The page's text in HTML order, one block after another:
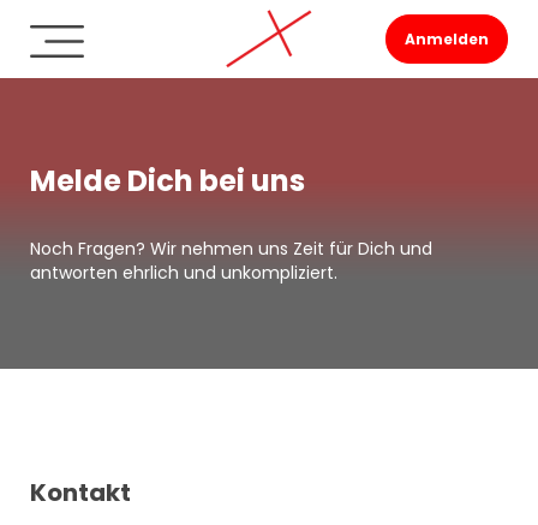
Anmelden
Melde Dich bei uns
Noch Fragen? Wir nehmen uns Zeit für Dich und
antworten ehrlich und unkompliziert.
Kontakt